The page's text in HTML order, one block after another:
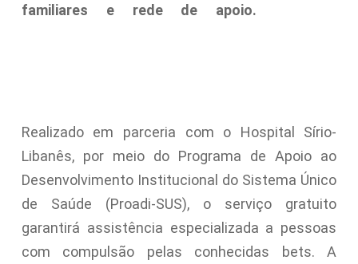
familiares e rede de apoio.
Realizado em parceria com o Hospital Sírio-
Libanês, por meio do Programa de Apoio ao
Desenvolvimento Institucional do Sistema Único
de Saúde (Proadi-SUS), o serviço gratuito
garantirá assistência especializada a pessoas
com compulsão pelas conhecidas bets. A